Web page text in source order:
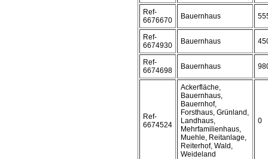
Ref-
6676670
Bauernhaus
Ref-
6674930
Bauernhaus
Ref-
6674698
Bauernhaus
Ref-
6674524
Ackerfläche,
Bauernhaus,
Bauernhof,
Forsthaus, Grünland,
Landhaus,
Mehrfamilienhaus,
Muehle, Reitanlage,
Reiterhof, Wald,
Weideland
0